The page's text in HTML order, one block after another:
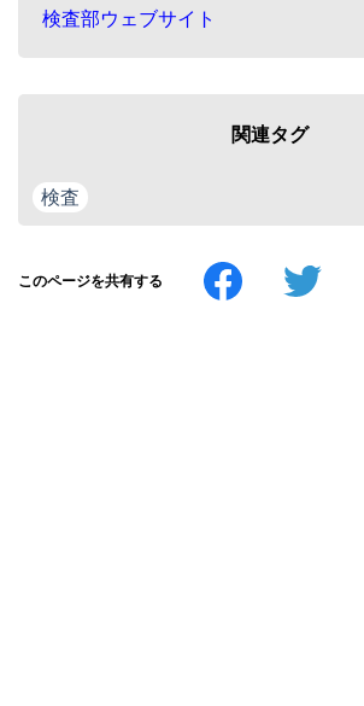
検査部ウェブサイト
関連タグ
検査
このページを共有する